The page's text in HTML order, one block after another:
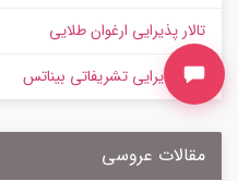
تالار پذیرایی ارغوان طلایی
تالار پذیرایی تشریفاتی بیناتس
مقالات عروسی